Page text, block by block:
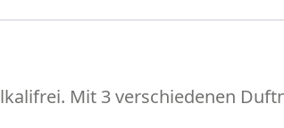
Mit 3 verschiedenen